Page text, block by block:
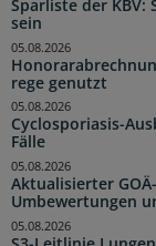
Sparliste der KBV:
sein
rege genutzt
05.08.2026
Cyclosporiasis-
Fälle
05.08.2026
Aktualisierter
Umbewertungen
05.08.2026
05.08.2026